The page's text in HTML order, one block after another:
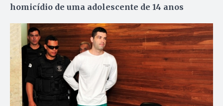
homicídio de uma adolescente de 14 anos